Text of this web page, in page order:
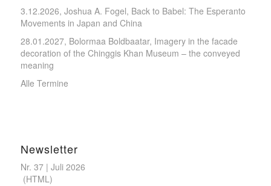
3.12.2026, Joshua A. Fogel, Back to Babel: The Esperanto
Movements in Japan and China
28.01.2027, Bolormaa Boldbaatar, Imagery in the facade
decoration of the Chinggis Khan Museum – the conveyed
meaning
Alle Termine
Newsletter
Nr. 37 | Juli 2026
(HTML)